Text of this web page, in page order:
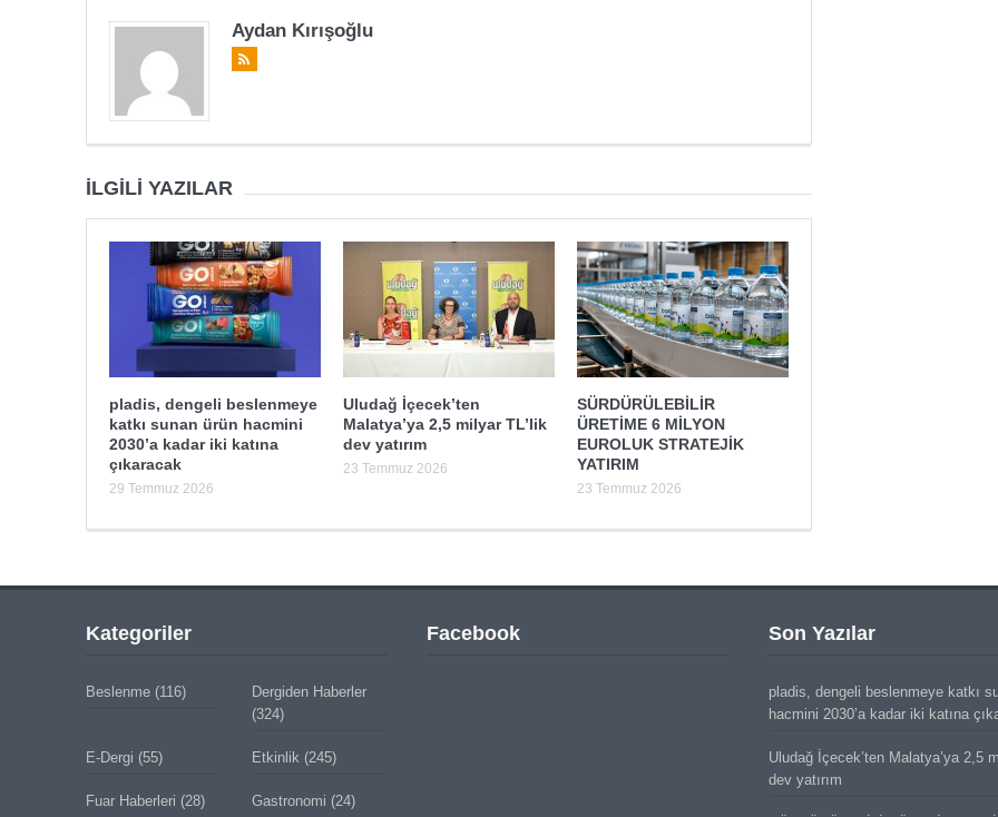
Aydan Kırışoğlu
İLGILI YAZILAR
pladis, dengeli beslenmeye
katkı sunan ürün hacmini
2030’a kadar iki katına
çıkaracak
29 Temmuz 2026
Uludağ İçecek’ten
Malatya’ya 2,5 milyar TL’lik
dev yatırım
23 Temmuz 2026
SÜRDÜRÜLEBİLİR
ÜRETİME 6 MİLYON
EUROLUK STRATEJİK
YATIRIM
23 Temmuz 2026
Kategoriler
Beslenme(116)
Dergiden Haberler
(324)
E-Dergi (55) Etkinlik (245)
Fuar Haberleri (28) Gastronomi (24)
Facebook Son Yazılar
pladis, dengeli beslenmeye katkı
hacmini 2030’a kadar iki katına
Uludağ İçecek’ten Malatya’ya 2,5
dev yatırım